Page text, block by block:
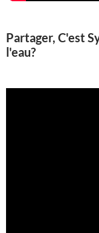
Partager, C'est
l'eau?